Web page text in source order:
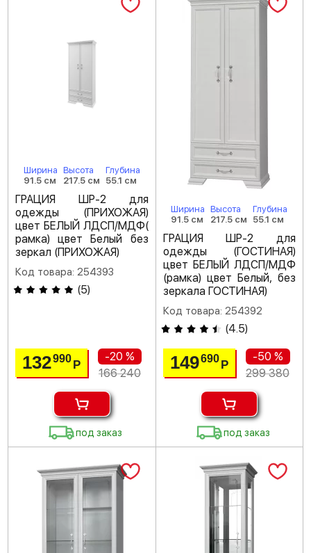
Ширина
91.5 см
Высота
217.5 см
Глубина
55.1 см
ГРАЦИЯ ШР-2 для
одежды (ПРИХОЖАЯ)
цвет БЕЛЫЙ ЛДСП/МДФ(
рамка) цвет Белый без
зеркал (ПРИХОЖАЯ)
Код товара: 254393
(5)
132990 Р
-20 %
166 240
под заказ
Ширина
91.5 см
Высота
217.5 см
Глубина
55.1 см
ГРАЦИЯ ШР-2 для
одежды (ГОСТИНАЯ)
цвет БЕЛЫЙ ЛДСП/МДФ
(рамка) цвет Белый, без
зеркала ГОСТИНАЯ)
Код товара: 254392
(4.5)
149690 Р
-50 %
299 380
под заказ